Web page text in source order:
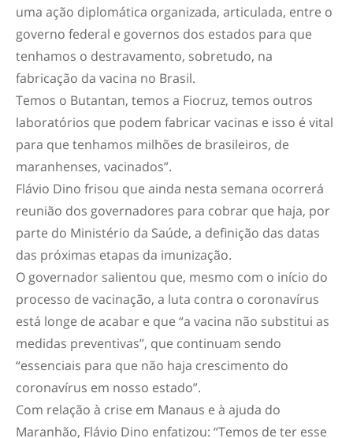
uma ação diplomática organizada, articulada, entre o
governo federal e governos dos estados para que
tenhamos o destravamento, sobretudo, na
fabricação da vacina no Brasil.
Temos o Butantan, temos a Fiocruz, temos outros
laboratórios que podem fabricar vacinas e isso é vital
para que tenhamos milhões de brasileiros, de
maranhenses, vacinados”.
Flávio Dino frisou que ainda nesta semana ocorrerá
reunião dos governadores para cobrar que haja, por
parte do Ministério da Saúde, a definição das datas
das próximas etapas da imunização.
O governador salientou que, mesmo com o início do
processo de vacinação, a luta contra o coronavírus
está longe de acabar e que “a vacina não substitui as
medidas preventivas”, que continuam sendo
“essenciais para que não haja crescimento do
coronavírus em nosso estado”.
Com relação à crise em Manaus e à ajuda do
Maranhão, Flávio Dino enfatizou: “Temos de ter esse